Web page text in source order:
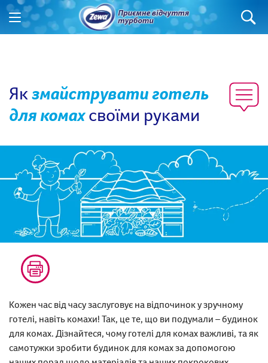
Якзмайструвати готель
для комахсвоїми руками
Кожен час від часу заслуговує на відпочинок у зручному
готелі, навіть комахи! Так, це те, що ви подумали – будинок
для комах. Дізнайтеся, чому готелі для комах важливі, та як
самотужки зробити будинок для комах за допомогою